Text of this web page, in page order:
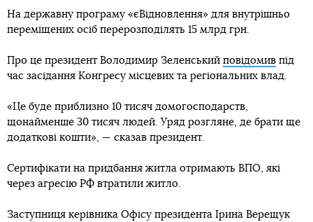
На державну програму «єВідновлення» для внутрішньо
переміщених осіб перерозподілять 15 млрд грн.
Про це президент Володимир Зеленський повідомив під
час засідання Конгресу місцевих та регіональних влад.
«Це буде приблизно 10 тисяч домогосподарств,
щонайменше 30 тисяч людей. Уряд розгляне, де брати ще
додаткові кошти», — сказав президент.
Сертифікати на придбання житла отримають ВПО, які
через агресію РФ втратили житло.
Заступниця керівника Офісу президента Ірина Верещук